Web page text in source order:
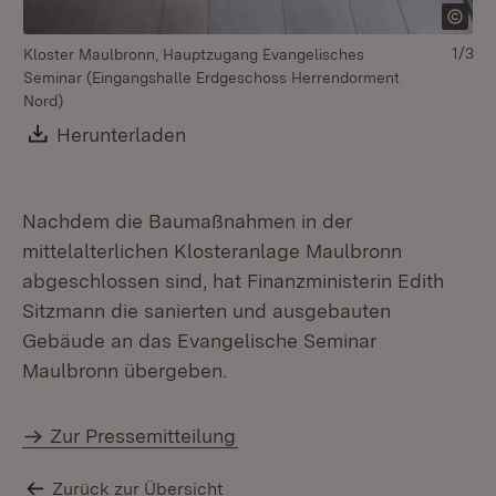
Kloster Maulbronn, Hauptzugang Evangelisches
Seminar (Eingangshalle Erdgeschoss Herrendorment
Nord)
Download:
Herunterladen
1/3
Nachdem die Baumaßnahmen in der
mittelalterlichen Klosteranlage Maulbronn
abgeschlossen sind, hat Finanzministerin Edith
Sitzmann die sanierten und ausgebauten
Gebäude an das Evangelische Seminar
Maulbronn übergeben.
Zur Pressemitteilung
Zurück zur Übersicht